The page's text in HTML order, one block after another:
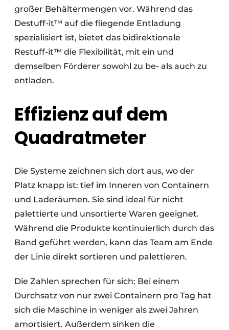
großer Behältermengen vor. Während das
Destuff-it™ auf die fliegende Entladung
spezialisiert ist, bietet das bidirektionale
Restuff-it™ die Flexibilität, mit ein und
demselben Förderer sowohl zu be- als auch zu
entladen.
Effizienz auf dem
Quadratmeter
Die Systeme zeichnen sich dort aus, wo der
Platz knapp ist: tief im Inneren von Containern
und Laderäumen. Sie sind ideal für nicht
palettierte und unsortierte Waren geeignet.
Während die Produkte kontinuierlich durch das
Band geführt werden, kann das Team am Ende
der Linie direkt sortieren und palettieren.
Die Zahlen sprechen für sich: Bei einem
Durchsatz von nur zwei Containern pro Tag hat
sich die Maschine in weniger als zwei Jahren
amortisiert. Außerdem sinken die